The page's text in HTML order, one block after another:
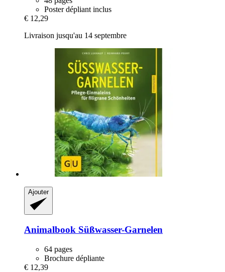
Poster dépliant inclus
€ 12,29
Livraison jusqu'au 14 septembre
Ajouter
Animalbook Süßwasser-​Garnelen
64 pages
Brochure dépliante
€ 12,39